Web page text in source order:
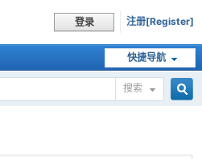
登录 注册[Register]
快捷导航
搜索